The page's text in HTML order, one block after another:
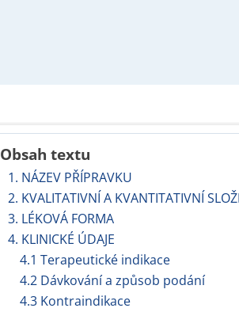
Obsah textu
1. NÁZEV PŘÍPRAVKU
2. KVALITATIVNÍ A KVANTITATIVNÍ
3. LÉKOVÁ FORMA
4. KLINICKÉ ÚDAJE
4.1 Terapeutické indikace
4.2 Dávkování a způsob podání
4.3 Kontraindikace